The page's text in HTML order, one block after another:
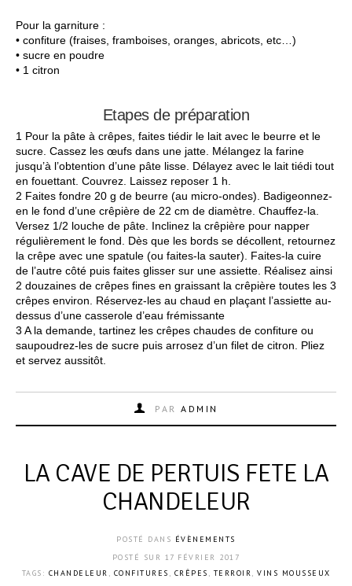
Pour la garniture :
• confiture (fraises, framboises, oranges, abricots, etc…)
• sucre en poudre
• 1 citron
Etapes de préparation
1 Pour la pâte à crêpes, faites tiédir le lait avec le beurre et le
sucre. Cassez les œufs dans une jatte. Mélangez la farine
jusqu’à l’obtention d’une pâte lisse. Délayez avec le lait tiédi tout
en fouettant. Couvrez. Laissez reposer 1 h.
2 Faites fondre 20 g de beurre (au micro-ondes). Badigeonnez-
en le fond d’une crêpière de 22 cm de diamètre. Chauffez-la.
Versez 1/2 louche de pâte. Inclinez la crêpière pour napper
régulièrement le fond. Dès que les bords se décollent, retournez
la crêpe avec une spatule (ou faites-la sauter). Faites-la cuire
de l’autre côté puis faites glisser sur une assiette. Réalisez ainsi
2 douzaines de crêpes fines en graissant la crêpière toutes les 3
crêpes environ. Réservez-les au chaud en plaçant l’assiette au-
dessus d’une casserole d’eau frémissante
3 A la demande, tartinez les crêpes chaudes de confiture ou
saupoudrez-les de sucre puis arrosez d’un filet de citron. Pliez
et servez aussitôt.
PAR ADMIN
LA CAVE DE PERTUIS FETE LA
CHANDELEUR
POSTÉ DANS ÉVÈNEMENTS
POSTÉ SUR 17 FÉVRIER 2017
TAGS: CHANDELEUR , CONFITURES , CRÊPES , TERROIR, VINS MOUSSEUX